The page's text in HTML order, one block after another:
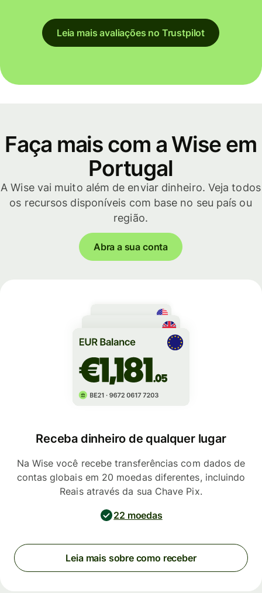
Leia mais avaliações no Trustpilot
Faça mais com a Wise em
Portugal
A Wise vai muito além de enviar dinheiro. Veja todos
os recursos disponíveis com base no seu país ou
região.
Abra a sua conta
Receba dinheiro de qualquer lugar
Na Wise você recebe transferências com dados de
contas globais em 20 moedas diferentes, incluindo
Reais através da sua Chave Pix.
22 moedas
Leia mais sobre como receber